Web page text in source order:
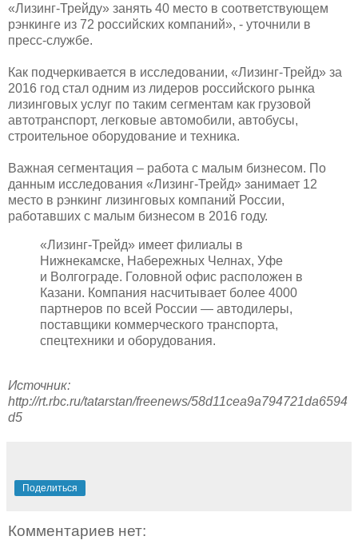
«Лизинг-Трейду» занять 40 место в соответствующем
рэнкинге из 72 российских компаний», - уточнили в
пресс-службе.
Как подчеркивается в исследовании, «Лизинг-Трейд» за
2016 год стал одним из лидеров российского рынка
лизинговых услуг по таким сегментам как грузовой
автотранспорт, легковые автомобили, автобусы,
строительное оборудование и техника.
Важная сегментация – работа с малым бизнесом. По
данным исследования «Лизинг-Трейд» занимает 12
место в рэнкинг лизинговых компаний России,
работавших с малым бизнесом в 2016 году.
«Лизинг-Трейд» имеет филиалы в
Нижнекамске, Набережных Челнах, Уфе
и Волгограде. Головной офис расположен в
Казани. Компания насчитывает более 4000
партнеров по всей России — автодилеры,
поставщики коммерческого транспорта,
спецтехники и оборудования.
Источник:
http://rt.rbc.ru/tatarstan/freenews/58d11cea9a794721da6594
d5
Поделиться
Комментариев нет: